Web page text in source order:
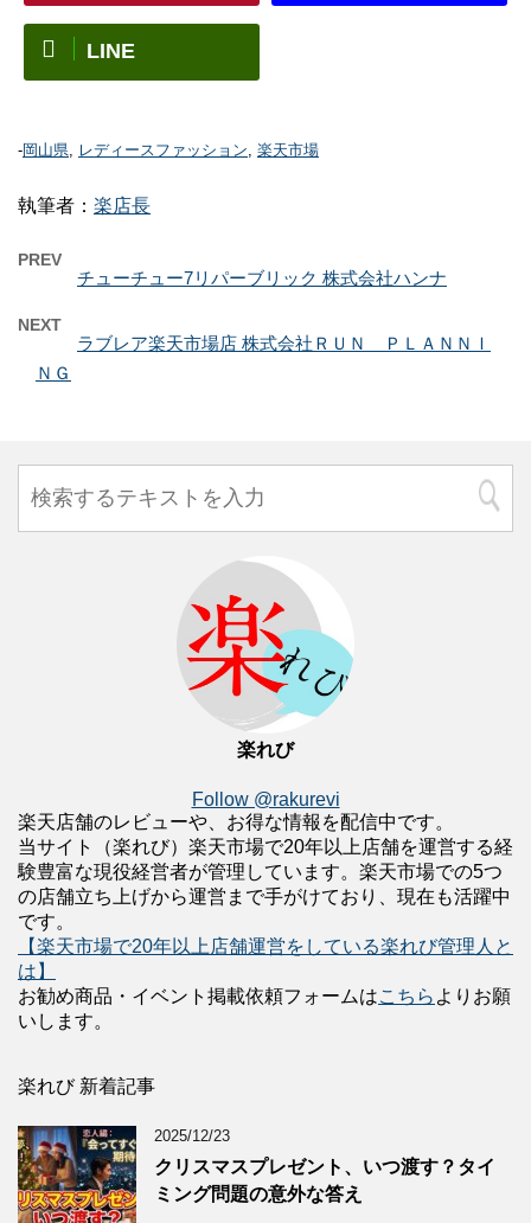
LINE
-岡山県, レディースファッション, 楽天市場
執筆者： 楽店長
PREV
チューチュー7リパーブリック 株式会社ハンナ
NEXT
ラブレア楽天市場店 株式会社ＲＵＮ ＰＬＡＮＮＩ
ＮＧ
楽れび
Follow @rakurevi
楽天店舗のレビューや、お得な情報を配信中です。
当サイト（楽れび）楽天市場で20年以上店舗を運営する経
験豊富な現役経営者が管理しています。楽天市場での5つ
の店舗立ち上げから運営まで手がけており、現在も活躍中
です。
【楽天市場で20年以上店舗運営をしている楽れび管理人と
は】
お勧め商品・イベント掲載依頼フォームはこちら よりお願
いします。
楽れび 新着記事
2025/12/23
クリスマスプレゼント、いつ渡す？タイ
ミング問題の意外な答え